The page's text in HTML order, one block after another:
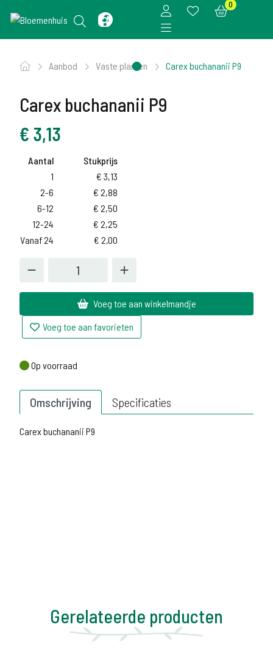
0
Aanbod Vaste planten Carex buchananii P9
Carex buchananii P9
€ 3,13
Aantal
Stukprijs
1
€ 3,13
2-6
€ 2,88
6-12
€ 2,50
12-24
€ 2,25
Vanaf 24
€ 2,00
Voeg toe aan winkelmandje
Voeg toe aan favorieten
Op voorraad
Op voorraad
Omschrijving Specificaties
Carex buchananii P9
Gerelateerde producten